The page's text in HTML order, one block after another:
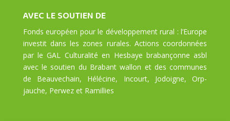
AVEC LE SOUTIEN DE
Fonds européen pour le développement rural : l’Europe
investit dans les zones rurales. Actions coordonnées
par le GAL Culturalité en Hesbaye brabançonne asbl
avec le soutien du Brabant wallon et des communes
de Beauvechain, Hélécine, Incourt, Jodoigne, Orp-
jauche, Perwez et Ramillies